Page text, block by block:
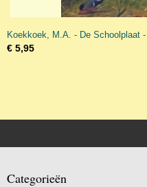
Koekkoek, M.A. - De Schoolplaat
€ 5,95
Categorieën